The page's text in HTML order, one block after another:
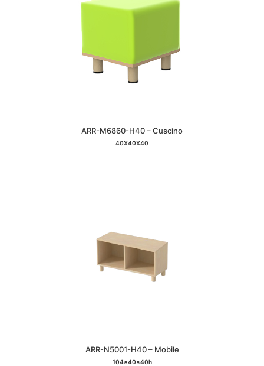
ARR-M6860-H40 – Cuscino
40X40X40
ARR-N5001-H40 – Mobile
104x40x40h